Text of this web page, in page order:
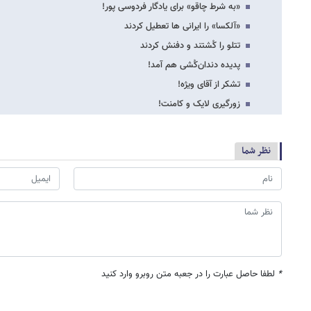
«به شرط چاقو» برای یادگار فردوسی پور!
«آلکسا» را ایرانی ها تعطیل کردند
تتلو را کُشتند و دفنش کردند
پدیده دندان‌کُشی هم آمد!
تشکر از آقای ویژه!
زورگیری لایک و کامنت!
نظر شما
* لطفا حاصل عبارت را در جعبه متن روبرو وارد کنید